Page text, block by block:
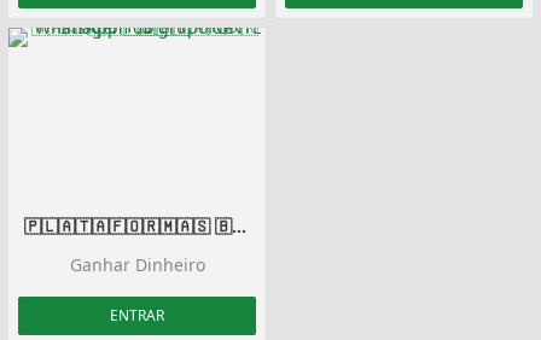
🇵‌🇱‌🇦‌🇹‌🇦‌🇫‌🇴‌🇷‌🇲‌🇦‌🇸 🇧‌🇪‌🇹‌🇧‌🇪‌🇹‌ FONTE 3
Ganhar Dinheiro
ENTRAR